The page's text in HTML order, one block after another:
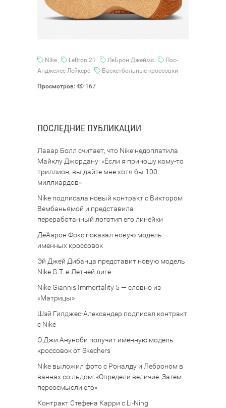
Nike LeBron 21 ЛеБрон Джеймс
Лос-
Анджелес Лейкерс
Баскетбольные кроссовки
Просмотров: 167
ПОСЛЕДНИЕ ПУБЛИКАЦИИ
Лавар Болл считает, что Nike недоплатила
Майклу Джордану: «Если я приношу кому-то
триллион, вы дайте мне хотя бы 100
миллиардов»
Nike подписала новый контракт с Виктором
Вембаньямой и представила
переработанный логотип его линейки
Де’Аарон Фокс показал новую модель
именных кроссовок
Эй Джей Дибанца представит новую модель
Nike G.T. в Летней лиге
Nike Giannis Immortality 5 — словно из
«Матрицы»
Шэй Гилджес-Александер подписал контракт
с Nike
О Джи Ануноби получит именную модель
кроссовок от Skechers
Nike выложил фото с Роналду и Леброном в
ваннах со льдом: «Определи величие. Затем
переосмысли его»
Контракт Стефена Карри с Li-Ning